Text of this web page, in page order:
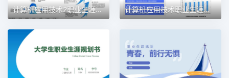
计算机应用技术2职业生涯规划PPT模板 计算机应用技术职业生涯规划PPT模板